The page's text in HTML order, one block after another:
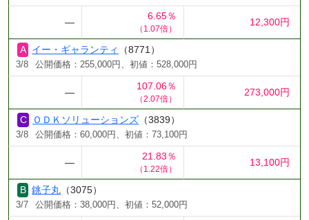
―
6.65％
（1.07倍）
12,300円
イー・ギャランティ （8771）
3/8 公開価格：255,000円、初値：528,000円
―
107.06％
（2.07倍）
273,000円
ＯＤＫソリューションズ （3839）
3/8 公開価格：60,000円、初値：73,100円
―
21.83％
（1.22倍）
13,100円
銚子丸 （3075）
3/7 公開価格：38,000円、初値：52,000円